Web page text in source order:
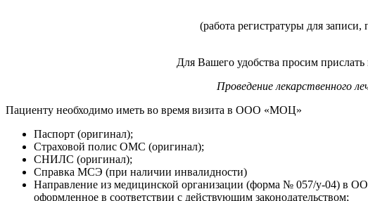
(работа регистратуры для
Для Вашего удобства просим
Проведение лекарственного
Пациенту необходимо иметь во время визита в ООО «МОЦ»
Паспорт (оригинал);
Страховой полис ОМС (оригинал);
СНИЛС (оригинал);
Справка МСЭ (при наличии инвалидности)
Направление из медицинской организации (форма № 057/у-04) в
оформленное в соответствии с действующим законодательством;